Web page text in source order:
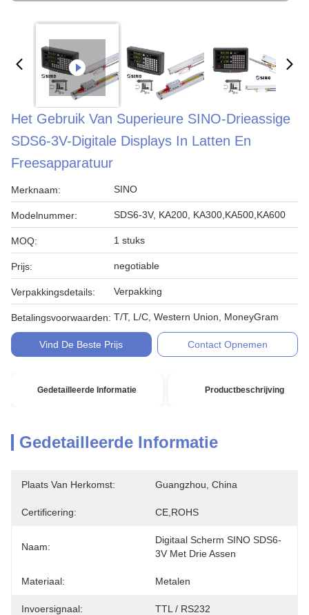
Het Gebruik Van Superieure SINO-Drieassige
SDS6-3V-Digitale Displays In Latten En
Freesapparatuur
Merknaam: SINO
Modelnummer: SDS6-3V, KA200, KA300,KA500,KA600
MOQ: 1 stuks
Prijs: negotiable
Verpakkingsdetails: Verpakking
Betalingsvoorwaarden: T/T, L/C, Western Union, MoneyGram
Vind De Beste Prijs Contact Opnemen
Gedetailleerde Informatie Productbeschrijving
Gedetailleerde Informatie
Plaats Van Herkomst: Guangzhou, China
Certificering: CE,ROHS
Naam:
Digitaal Scherm SINO SDS6-
3V Met Drie Assen
Materiaal: Metalen
Invoersignaal: TTL / RS232